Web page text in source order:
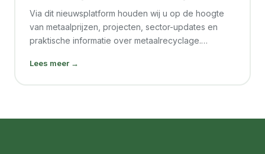
Via dit nieuwsplatform houden wij u op de hoogte
van metaalprijzen, projecten, sector-updates en
praktische informatie over metaalrecyclage.…
Lees meer →